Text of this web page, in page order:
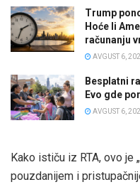
Trump
Hoće li
računanju
AVGUST 6,
Besplatni
Evo gde
AVGUST 6,
Kako ističu iz RTA, ovo je
pouzdanijem i